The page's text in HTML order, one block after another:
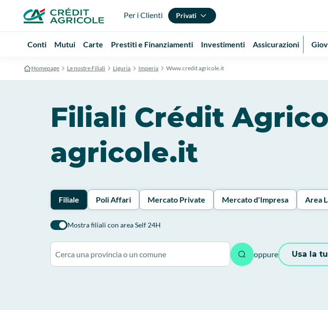
Per i Clienti Privati
Conti Mutui Carte Prestiti e Finanziamenti Investimenti Assicurazioni
Homepage Le nostre Filiali Liguria Imperia Www.credit agricole.it
Filiali Crédit
agricole.it
Filiale Poli Affari Mercato Private Mercato d'Impresa Area
Mostra filiali con area Self 24H
oppure Usa la